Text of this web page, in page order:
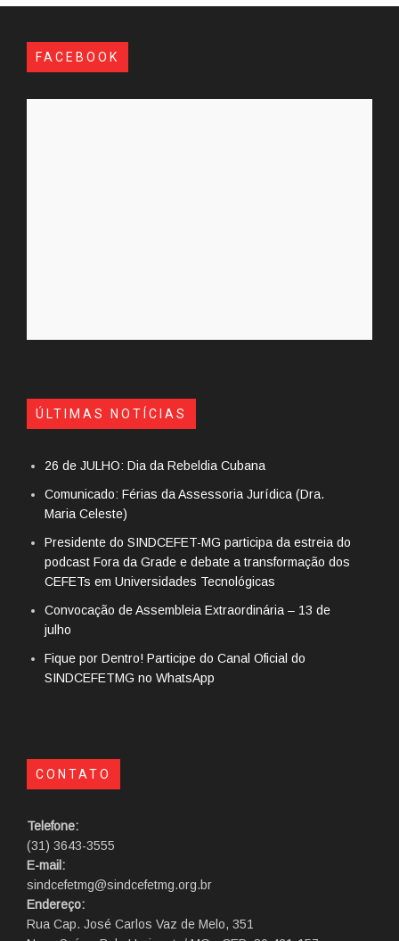
FACEBOOK
ÚLTIMAS NOTÍCIAS
26 de JULHO: Dia da Rebeldia Cubana
Comunicado: Férias da Assessoria Jurídica (Dra.
Maria Celeste)
Presidente do SINDCEFET-MG participa da estreia do
podcast Fora da Grade e debate a transformação dos
CEFETs em Universidades Tecnológicas
Convocação de Assembleia Extraordinária – 13 de
julho
Fique por Dentro! Participe do Canal Oficial do
SINDCEFETMG no WhatsApp
CONTATO
Telefone:
(31) 3643-3555
E-mail:
sindcefetmg@sindcefetmg.org.br
Endereço:
Rua Cap. José Carlos Vaz de Melo, 351